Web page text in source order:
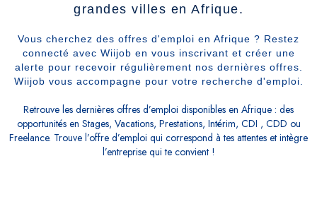
grandes villes en Afrique.
Vous cherchez des offres d'emploi en Afrique ? Restez
connecté avec Wiijob en vous inscrivant et créer une
alerte pour recevoir régulièrement nos dernières offres.
Wiijob vous accompagne pour votre recherche d'emploi.
Retrouve les dernières offres d’emploi disponibles en Afrique : des
opportunités en Stages, Vacations, Prestations, Intérim, CDI , CDD ou
Freelance. Trouve l’offre d’emploi qui correspond à tes attentes et intègre
l’entreprise qui te convient !